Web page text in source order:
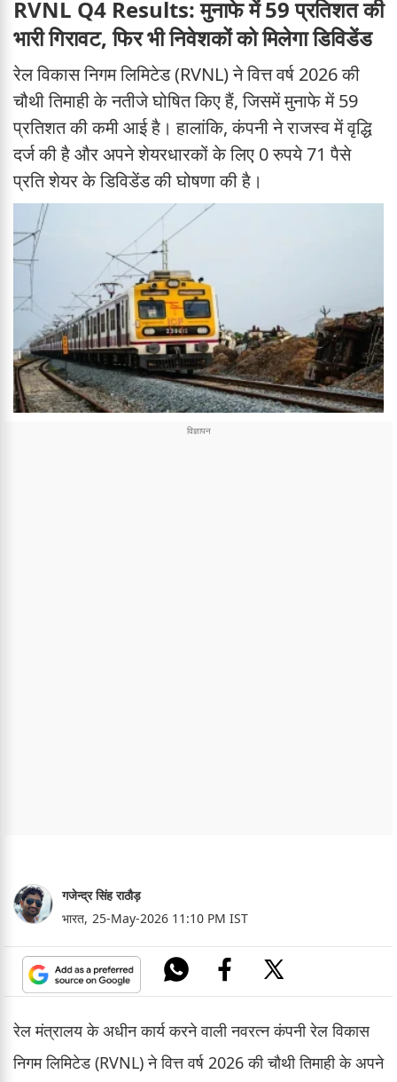
RVNL Q4 Results: मुनाफे में 59 प्रतिशत की
भारी गिरावट, फिर भी निवेशकों को मिलेगा डिविडेंड
रेल विकास निगम लिमिटेड (RVNL) ने वित्त वर्ष 2026 की
चौथी तिमाही के नतीजे घोषित किए हैं, जिसमें मुनाफे में 59
प्रतिशत की कमी आई है। हालांकि, कंपनी ने राजस्व में वृद्धि
दर्ज की है और अपने शेयरधारकों के लिए 0 रुपये 71 पैसे
प्रति शेयर के डिविडेंड की घोषणा की है।
गजेन्द्र सिंह राठौड़
भारत, 25-May-2026 11:10 PM IST
रेल मंत्रालय के अधीन कार्य करने वाली नवरत्न कंपनी रेल विकास
निगम लिमिटेड (RVNL) ने वित्त वर्ष 2026 की चौथी तिमाही के अपने